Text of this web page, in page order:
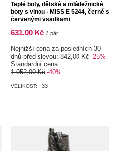
Teplé boty, dětské a mládežnické
boty s vlnou - MISS E 5244, černé s
červenými vsadkami
631,00 Kč / pár
Nejnižší cena za posledních 30
dnů před slevou: 842,00 Kč -25%
Standardní cena:
1 052,00 Kč -40%
VELIKOST: 33